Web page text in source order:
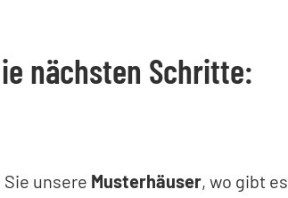
nächsten Schritte:
unsere Musterhäuser, wo gibt es